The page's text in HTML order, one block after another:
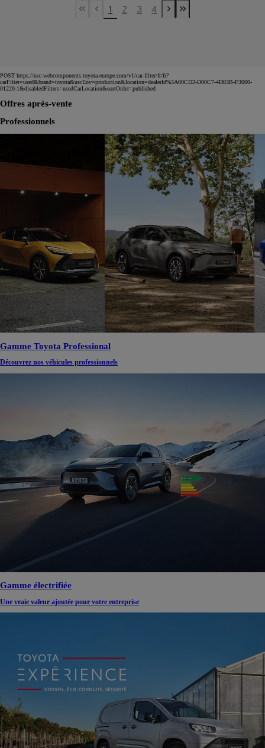
First Page
Previous page
1 2 3 4
Next page
Last Page
POST https://usc-webcomponents.toyota-europe.com/v1/car-filter/fr/fr?
carFilter=used&brand=toyota&uscEnv=production&location=dealerId%3A00CD2-D00C7-4D83B-F3000-
01220-1&disabledFilters=usedCarLocation&sortOrder=published
Offres après-vente
Professionnels
Gamme Toyota Professional
Découvrez nos véhicules professionnels
Gamme électrifiée
Une vraie valeur ajoutée pour votre entreprise